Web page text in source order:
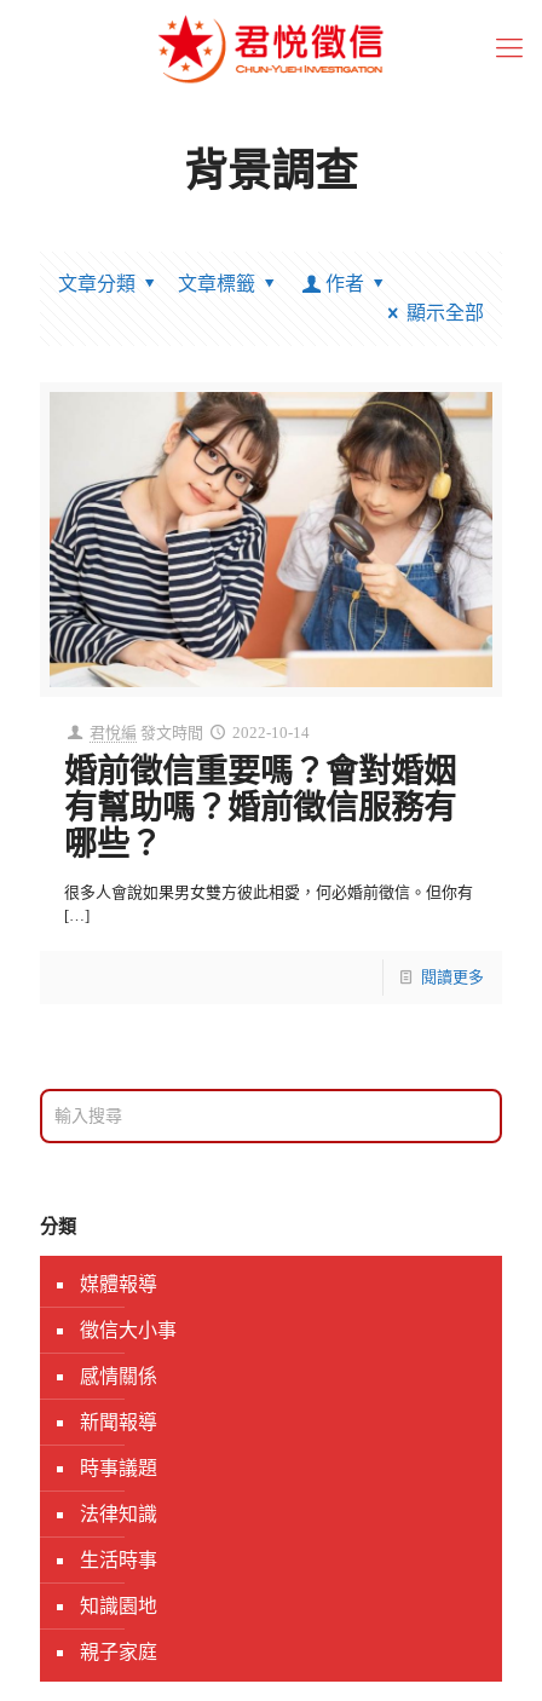
背景調查
文章分類 文章標籤
作者
顯示全部
君悅編 發文時間 2022-10-14
婚前徵信重要嗎？會對婚姻
有幫助嗎？婚前徵信服務有
哪些？
很多人會說如果男女雙方彼此相愛，何必婚前徵信。但你有
[…]
閱讀更多
分類
媒體報導
徵信大小事
感情關係
新聞報導
時事議題
法律知識
生活時事
知識園地
親子家庭